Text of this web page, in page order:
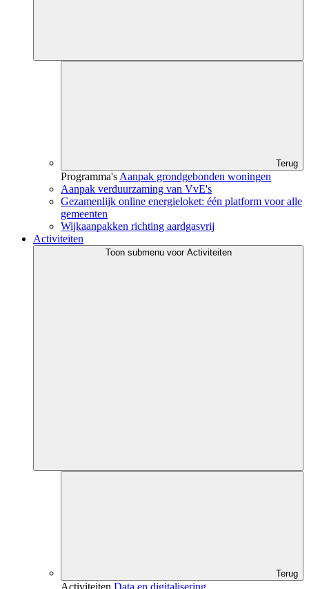
Terug
Programma'sAanpak grondgebonden woningen
Aanpak verduurzaming van VvE's
Gezamenlijk online energieloket: één platform voor alle
gemeenten
Wijkaanpakken richting aardgasvrij
Activiteiten
Toon submenu voor Activiteiten
Terug